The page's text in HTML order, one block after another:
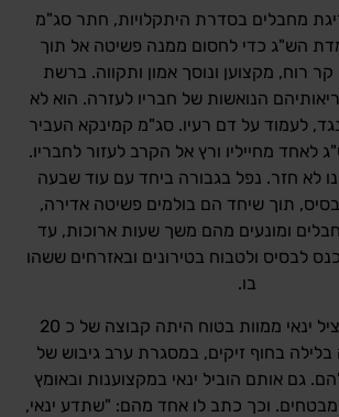
מחבלים בסדרת היתקלויות, חתר סג"מ
הש"ג כדי לחסום ממנה פשיטה אל תוך
רוח, מקצוען ונוסך אמון ותקווה. ברשת
הנואשות של חבריו לעזרה. הוא לא
לעמוד על דם רעיו. סג"מ קמינקא העביר
לאחד מחייליו ורץ אל הקרב לעזור לחבריו.
לא חזר. נפל בגבורה ביחד עם עוד שבעה
תוך שיחד הם בולמים פשיטה אדירה,
ומונעים מהם משך שעות ארוכות, עד
לבסיס ולטבוח בטירונים ובאזרחים ששהו
בו.
בין האזרחים שהציל ינאי ממוות בטוח היתה קבוצה של כ 20
בחוף זיקים, במסגרת ערב גיבוש של
גם אותם הוביל ינאי במקצוענות ובאומץ
וכך כתב לו אחד מהם: "שתדע ינאי,